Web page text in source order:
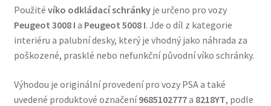
Použité víko odkládací schránkyje určeno pro vozy
Peugeot 3008 I a Peugeot 5008 I. Jde o díl z kategorie
interiéru a palubní desky, který je vhodný jako náhrada za
poškozené, prasklé nebo nefunkční původní víko schránky.
Výhodou je originální provedení pro vozy PSA a také
uvedené produktové označení9685102777a 8218YT, podle